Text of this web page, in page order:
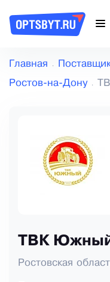
Главная
Ростов-на-Дону
ТВК
Ростовская